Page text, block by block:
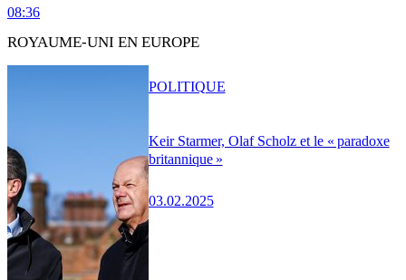
08:36
ROYAUME-UNI EN EUROPE
Keir Starmer, Olaf Scholz et le « paradoxe
britannique »
03.02.2025
POLITIQUE